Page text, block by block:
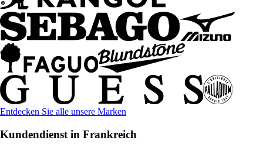
Entdecken Sie alle unsere Marken
Kundendienst in Frankreich